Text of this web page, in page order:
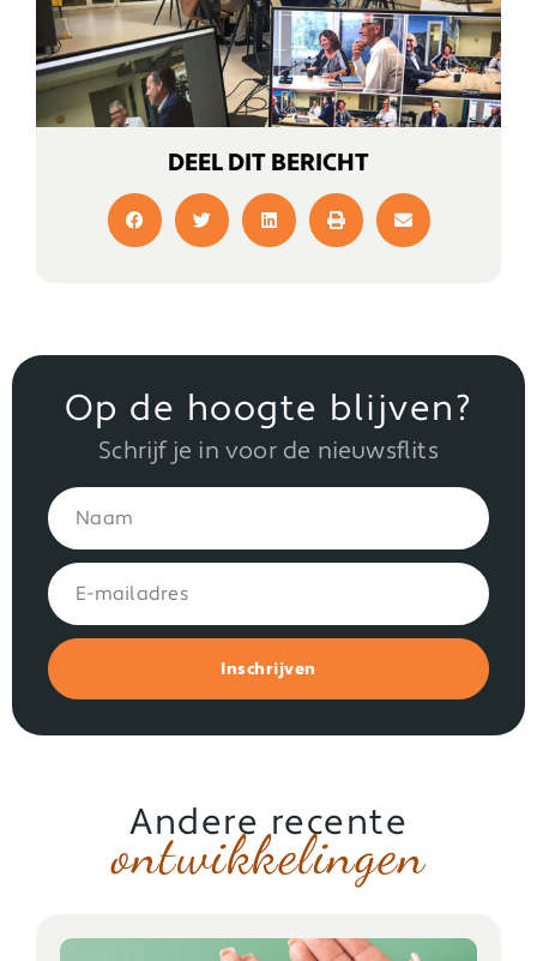
DEEL DIT BERICHT
Op de hoogte blijven?
Schrijf je in voor de nieuwsflits
Inschrijven
Andere recente
ontwikkelingen